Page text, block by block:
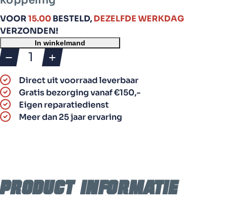
VOOR15.00BESTELD,DEZELFDE WERKDAG
VERZONDEN!
Losse
luchtslang
voor
compressor
|
Zeer
Euro
koppeling
In winkelmand
Direct uit voorraad leverbaar
Gratis bezorging vanaf €150,-
Eigen reparatiedienst
Meer dan 25 jaar ervaring
Product informatie